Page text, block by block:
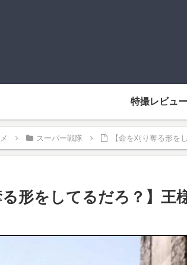
特撮レビュー
スーパー戦隊 【命を刈り奪る形を
る形をしてるだろ？】